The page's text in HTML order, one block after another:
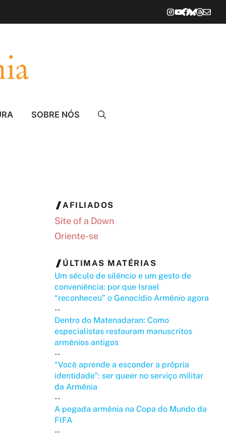
SOBRE NÓS
AFILIADOS
Site of a Down
Oriente-se
ÚLTIMAS MATÉRIAS
Um século de silêncio e um gesto de
conveniência: por que Israel
“reconheceu” o Genocídio Armênio agora
--
Dentro do Matenadaran: Como
especialistas restauram manuscritos
armênios antigos
--
“Você aprende a esconder a própria
identidade”: ser queer no serviço militar
da Armênia
--
A pegada armênia na Copa do Mundo da
FIFA
--